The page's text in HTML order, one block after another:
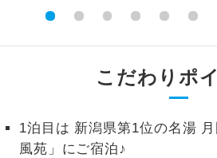
こだわりポ
1泊目は 新潟県第1位の名湯
風苑」にご宿泊♪
大浴場 ご宿泊ホテルに
事の心配はいり
く）
お部屋食
お部屋にてゆっ
だけます。